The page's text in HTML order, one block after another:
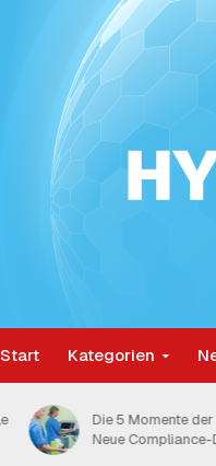
Start Kategorien
Sind die 6